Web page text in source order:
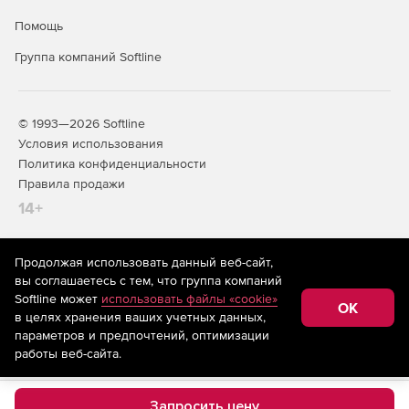
NAT внутри VPN-связей.
L2VPN.
Поддержка NTP на ЦУСе.
АРМ генерации ключей.
Режим повышенной безопасности.
Возможность удобного защищенного взаимодействия
между сетями разных организаций.
Возможность интеграции с системами обнаружения
атак.
Помощь
Группа компаний Softline
© 1993—2026 Softline
Условия использования
Политика конфиденциальности
Правила продажи
14+
На информационном ресурсе store.softline.ru применяются
рекомендательные технологии(информационные технологии
предоставления информации на основе сбора,
систематизации и анализа сведений, относящихся к
предпочтениям пользователей сети «Интернет»,
находящихся на территории Российской Федерации)
Продолжая использовать данный веб-сайт,
вы соглашаетесь с тем, что группа компаний
Softline может использовать файлы «cookie»
в целях хранения ваших учетных данных,
параметров и предпочтений, оптимизации
работы веб-сайта.
OK